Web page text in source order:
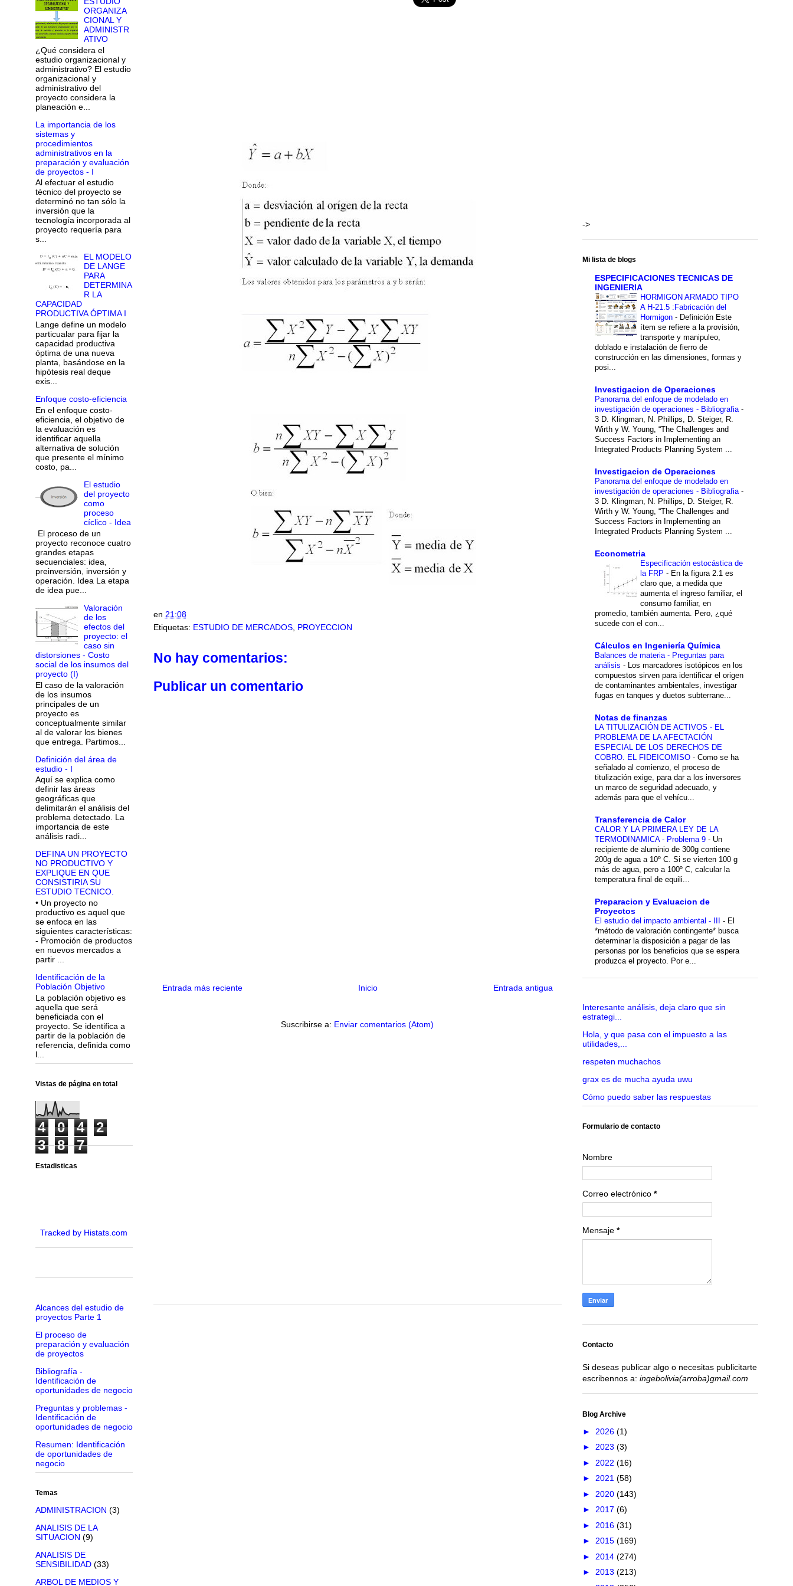
en 21:08
Etiquetas: ESTUDIO DE MERCADOS, PROYECCION
No hay comentarios:
Publicar un comentario
Entrada más reciente Entrada antigua
Inicio
Suscribirse a: Enviar comentarios (Atom)
ORGANIZA
CIONAL Y
ADMINISTR
ATIVO
¿Qué considera el
estudio organizacional y
administrativo? El estudio
organizacional y
administrativo del
proyecto considera la
planeación e...
La importancia de los
sistemas y
procedimientos
administrativos en la
preparación y evaluación
de proyectos - I
Al efectuar el estudio
técnico del proyecto se
determinó no tan sólo la
inversión que la
tecnología incorporada al
proyecto requería para
s...
EL MODELO
DE LANGE
PARA
DETERMINA
R LA
CAPACIDAD
PRODUCTIVA ÓPTIMA I
Lange define un modelo
particualar para fijar la
capacidad productiva
óptima de una nueva
planta, basándose en la
hipótesis real deque
exis...
Enfoque costo-eficiencia
En el enfoque costo-
eficiencia, el objetivo de
la evaluación es
identificar aquella
alternativa de solución
que presente el mínimo
costo, pa...
El estudio
del proyecto
como
proceso
cíclico - Idea
El proceso de un
proyecto reconoce cuatro
grandes etapas
secuenciales: idea,
preinversión, inversión y
operación. Idea La etapa
de idea pue...
Valoración
de los
efectos del
proyecto: el
caso sin
distorsiones - Costo
social de los insumos del
proyecto (I)
El caso de la valoración
de los insumos
principales de un
proyecto es
conceptualmente similar
al de valorar los bienes
que entrega. Partimos...
Definición del área de
estudio - I
Aquí se explica como
definir las áreas
geográficas que
delimitarán el análisis del
problema detectado. La
importancia de este
análisis radi...
DEFINA UN PROYECTO
NO PRODUCTIVO Y
EXPLIQUE EN QUE
CONSISTIRIA SU
ESTUDIO TECNICO.
• Un proyecto no
productivo es aquel que
se enfoca en las
siguientes características:
- Promoción de productos
en nuevos mercados a
partir ...
Identificación de la
Población Objetivo
La población objetivo es
aquella que será
beneficiada con el
proyecto. Se identifica a
partir de la población de
referencia, definida como
l...
Vistas de página en total
4 0 4
2
3
8 7
Estadisticas
Tracked by Histats.com
Alcances del estudio de
proyectos Parte 1
El proceso de
preparación y evaluación
de proyectos
Bibliografía -
Identificación de
oportunidades de negocio
Preguntas y problemas -
Identificación de
oportunidades de negocio
Resumen: Identificación
de oportunidades de
negocio
Temas
ADMINISTRACION (3)
ANALISIS DE LA
SITUACION (9)
ANALISIS DE
SENSIBILIDAD (33)
ARBOL DE MEDIOS Y
->
Mi lista de blogs
ESPECIFICACIONES TECNICAS DE
INGENIERIA
HORMIGON ARMADO TIPO
A H-21.5 :Fabricación del
Hormigon - Definición Este
ítem se refiere a la provisión,
transporte y manipuleo,
doblado e instalación de fierro de
construcción en las dimensiones, formas y
posi...
Investigacion de Operaciones
Panorama del enfoque de modelado en
investigación de operaciones - Bibliografia -
3 D. Klingman, N. Phillips, D. Steiger, R.
Wirth y W. Young, “The Challenges and
Success Factors in Implementing an
Integrated Products Planning System ...
Investigacion de Operaciones
Panorama del enfoque de modelado en
investigación de operaciones - Bibliografia -
3 D. Klingman, N. Phillips, D. Steiger, R.
Wirth y W. Young, “The Challenges and
Success Factors in Implementing an
Integrated Products Planning System ...
Econometria
Especificación estocástica de
la FRP - En la figura 2.1 es
claro que, a medida que
aumenta el ingreso familiar, el
consumo familiar, en
promedio, también aumenta. Pero, ¿qué
sucede con el con...
Cálculos en Ingeniería Química
Balances de materia - Preguntas para
análisis -
Los marcadores isotópicos en los
compuestos sirven para identificar el origen
de contaminantes ambientales, investigar
fugas en tanques y duetos subterrane...
Notas de finanzas
LA TITULIZACIÓN DE ACTIVOS - EL
PROBLEMA DE LA AFECTACIÓN
ESPECIAL DE LOS DERECHOS DE
COBRO. EL FIDEICOMISO - Como se ha
señalado al comienzo, el proceso de
titulización exige, para dar a los inversores
un marco de seguridad adecuado, y
además para que el vehícu...
Transferencia de Calor
CALOR Y LA PRIMERA LEY DE LA
TERMODINAMICA - Problema 9 - Un
recipiente de aluminio de 300g contiene
200g de agua a 10º C. Si se vierten 100 g
más de agua, pero a 100º C, calcular la
temperatura final de equili...
Preparacion y Evaluacion de
Proyectos
El estudio del impacto ambiental - III - El
*método de valoración contingente* busca
determinar la disposición a pagar de las
personas por los beneficios que se espera
produzca el proyecto. Por e...
Interesante análisis, deja claro que sin
estrategi...
Hola, y que pasa con el impuesto a las
utilidades,...
respeten muchachos
grax es de mucha ayuda uwu
Cómo puedo saber las respuestas
Formulario de contacto
Nombre
Correo electrónico *
Mensaje *
Contacto
Si deseas publicar algo o necesitas publicitarte
escribennos a: ingebolivia(arroba)gmail.com
Blog Archive
► 2026 (1)
► 2023 (3)
► 2022 (16)
► 2021 (58)
► 2020 (143)
► 2017 (6)
► 2016 (31)
► 2015 (169)
► 2014 (274)
► 2013 (213)